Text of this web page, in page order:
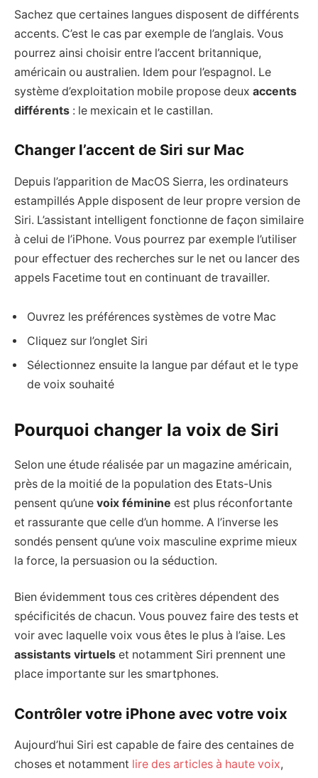
Sachez que certaines langues disposent de différents
accents. C’est le cas par exemple de l’anglais. Vous
pourrez ainsi choisir entre l’accent britannique,
américain ou australien. Idem pour l’espagnol. Le
système d’exploitation mobile propose deux accents
différents : le mexicain et le castillan.
Changer l’accent de Siri sur Mac
Depuis l’apparition de MacOS Sierra, les ordinateurs
estampillés Apple disposent de leur propre version de
Siri. L’assistant intelligent fonctionne de façon similaire
à celui de l’iPhone. Vous pourrez par exemple l’utiliser
pour effectuer des recherches sur le net ou lancer des
appels Facetime tout en continuant de travailler.
Ouvrez les préférences systèmes de votre Mac
Cliquez sur l’onglet Siri
Sélectionnez ensuite la langue par défaut et le type
de voix souhaité
Pourquoi changer la voix de Siri
Selon une étude réalisée par un magazine américain,
près de la moitié de la population des Etats-Unis
pensent qu’une voix féminine est plus réconfortante
et rassurante que celle d’un homme. A l’inverse les
sondés pensent qu’une voix masculine exprime mieux
la force, la persuasion ou la séduction.
Bien évidemment tous ces critères dépendent des
spécificités de chacun. Vous pouvez faire des tests et
voir avec laquelle voix vous êtes le plus à l’aise. Les
assistants virtuels et notamment Siri prennent une
place importante sur les smartphones.
Contrôler votre iPhone avec votre voix
Aujourd’hui Siri est capable de faire des centaines de
choses et notamment lire des articles à haute voix,